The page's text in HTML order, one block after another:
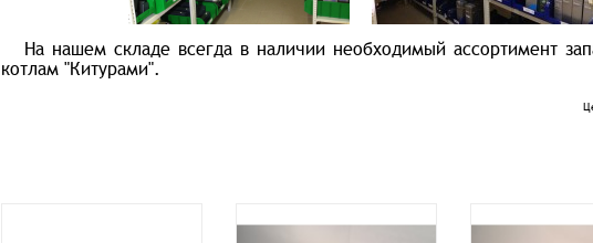
На нашем складе всегда в наличии необходимый ассортимент
котлам "Китурами".